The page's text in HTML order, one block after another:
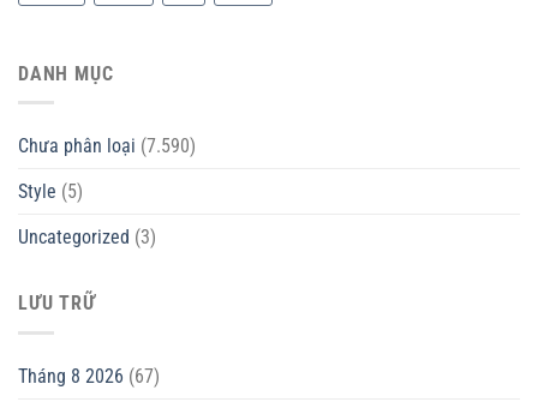
DANH MỤC
Chưa phân loại (7.590)
Style (5)
Uncategorized (3)
LƯU TRỮ
Tháng 8 2026 (67)